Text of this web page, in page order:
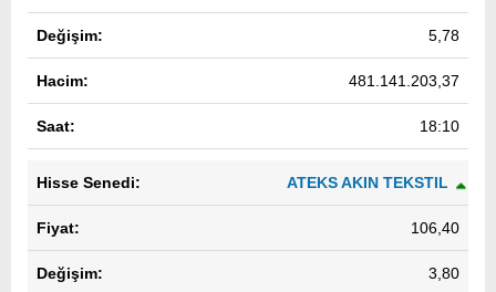
5,78
481.141.203,37
18:10
ATEKS AKIN TEKSTIL
106,40
3,80